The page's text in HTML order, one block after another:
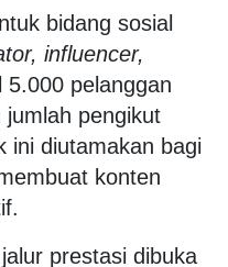
bidang sosial
influencer,
pelanggan
jumlah pengikut
ini diutamakan bagi
konten
prestasi dibuka